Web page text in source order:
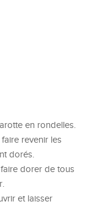
en rondelles.
revenir les
dorés.
dorer de tous
et laisser